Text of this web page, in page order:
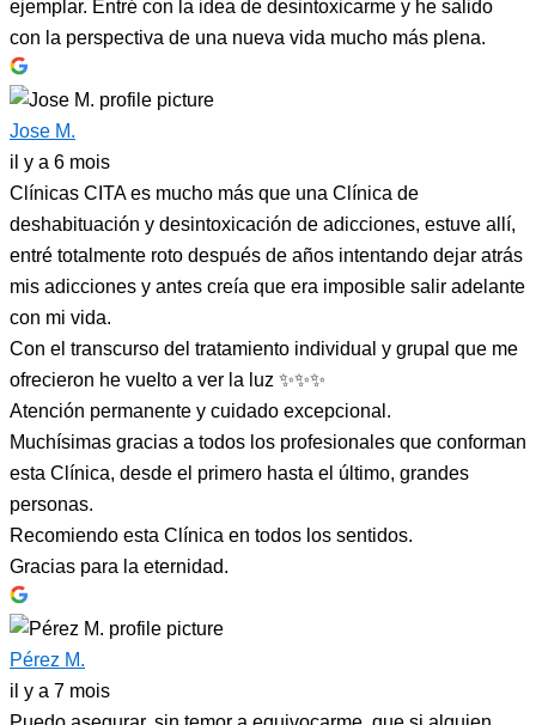
ejemplar. Entré con la idea de desintoxicarme y he salido
con la perspectiva de una nueva vida mucho más plena.
Jose M.
il y a 6 mois
Clínicas CITA es mucho más que una Clínica de
deshabituación y desintoxicación de adicciones, estuve allí,
entré totalmente roto después de años intentando dejar atrás
mis adicciones y antes creía que era imposible salir adelante
con mi vida.
Con el transcurso del tratamiento individual y grupal que me
ofrecieron he vuelto a ver la luz ✨✨✨
Atención permanente y cuidado excepcional.
Muchísimas gracias a todos los profesionales que conforman
esta Clínica, desde el primero hasta el último, grandes
personas.
Recomiendo esta Clínica en todos los sentidos.
Gracias para la eternidad.
Pérez M.
il y a 7 mois